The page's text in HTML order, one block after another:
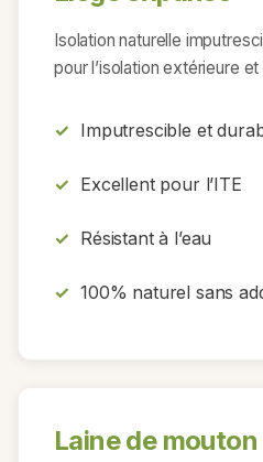
Isolation naturelle
pour l’isolation extérieure
Imputrescible et
Excellent pour l’ITE
Résistant à l’eau
100% naturel sans
Laine de mouton